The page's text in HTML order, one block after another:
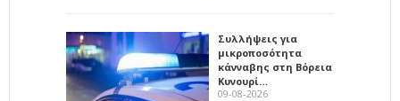
Συλλήψεις για
μικροποσότητα
κάνναβης στη Βόρεια
Κυνουρί…
09-08-2026